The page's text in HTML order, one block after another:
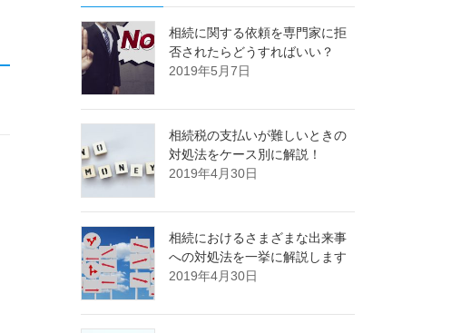
相続に関する依頼を専門家に拒
否されたらどうすればいい？
2019年5月7日
相続税の支払いが難しいときの
対処法をケース別に解説！
2019年4月30日
相続におけるさまざまな出来事
への対処法を一挙に解説します
2019年4月30日